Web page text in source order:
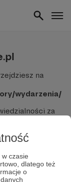
czasie
dlatego też
o
na
wydarzenia/
za
informacji
przycisk
i zweryfikuj